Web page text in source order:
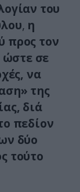
του
, η
προς τον
ώστε σε
να
της
διά
πεδίον
δύο
τούτο